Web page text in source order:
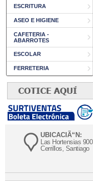
ESCRITURA
ASEO E HIGIENE
CAFETERIA -
ABARROTES
ESCOLAR
FERRETERIA
UBICACIÃ“N:
Las Hortensias 900
Cerrillos, Santiago